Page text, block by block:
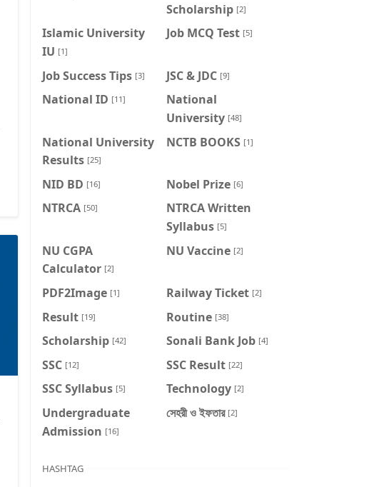
Scholarship [2]
Islamic University
IU [1]
Job MCQ Test [5]
Job Success Tips [3] JSC & JDC [9]
National ID [11]
National
University [48]
National University
Results [25]
NCTB BOOKS [1]
NID BD [16] Nobel Prize [6]
NTRCA [50]
NTRCA Written
Syllabus [5]
NU CGPA
Calculator [2]
NU Vaccine [2]
PDF2Image [1] Railway Ticket [2]
Result [19] Routine [38]
Scholarship [42] Sonali Bank Job [4]
SSC [12] SSC Result [22]
SSC Syllabus [5] Technology [2]
Undergraduate
Admission [16]
সেহরী ও ইফতার [2]
HASHTAG